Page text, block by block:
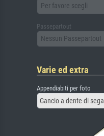
Per favore scegli
Passepartout
Nessun Passepartout
Varie ed extra
Appendiabiti per foto
Gancio a dente di sega